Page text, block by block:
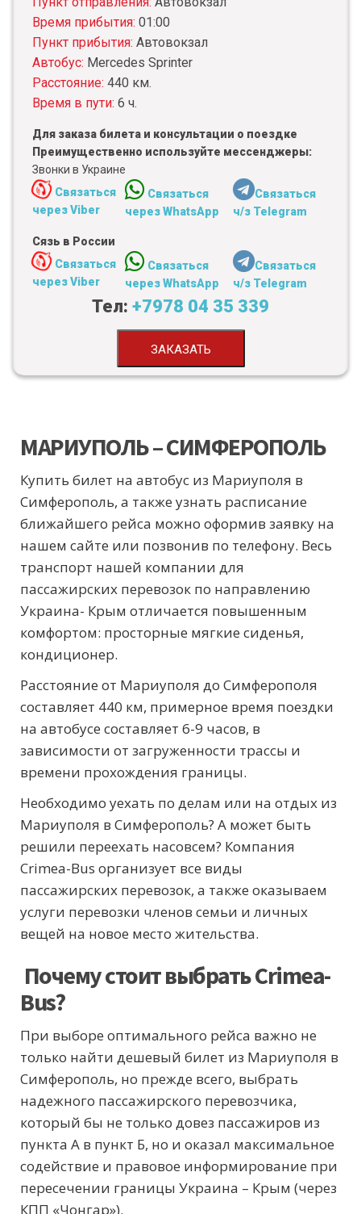
Время прибытия: 01:00
Пункт прибытия: Автовокзал
Автобус: Mercedes Sprinter
Расстояние: 440 км.
Время в пути: 6 ч.
Для заказа билета и консультации о поездке
Преимущественно используйте мессенджеры:
Звонки в Украине
Связаться
через Viber
Связаться
через WhatsApp
Связаться
ч/з Telegram
Сязь в России
Связаться
через Viber
Связаться
через WhatsApp
Связаться
ч/з Telegram
Тел: +7978 04 35 339
ЗАКАЗАТЬ
МАРИУПОЛЬ – СИМФЕРОПОЛЬ
Купить билет на автобус из Мариуполя в
Симферополь, а также узнать расписание
ближайшего рейса можно оформив заявку на
нашем сайте или позвонив по телефону. Весь
транспорт нашей компании для
пассажирских перевозок по направлению
Украина- Крым отличается повышенным
комфортом: просторные мягкие сиденья,
кондиционер.
Расстояние от Мариуполя до Симферополя
составляет 440 км, примерное время поездки
на автобусе составляет 6-9 часов, в
зависимости от загруженности трассы и
времени прохождения границы.
Необходимо уехать по делам или на отдых из
Мариуполя в Симферополь? А может быть
решили переехать насовсем? Компания
Crimea-Bus организует все виды
пассажирских перевозок, а также оказываем
услуги перевозки членов семьи и личных
вещей на новое место жительства.
Почему стоит выбрать Crimea-
Bus?
При выборе оптимального рейса важно не
только найти дешевый билет из Мариуполя в
Симферополь, но прежде всего, выбрать
надежного пассажирского перевозчика,
который бы не только довез пассажиров из
пункта А в пункт Б, но и оказал максимальное
содействие и правовое информирование при
пересечении границы Украина – Крым (через
КПП «Чонгар»).